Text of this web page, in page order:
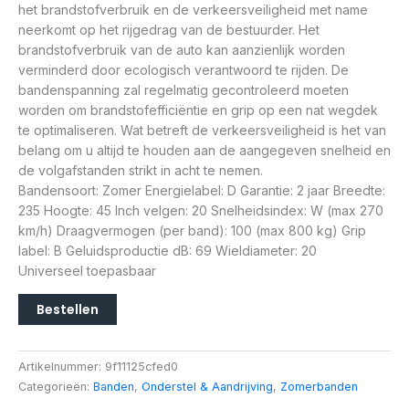
het brandstofverbruik en de verkeersveiligheid met name
neerkomt op het rijgedrag van de bestuurder. Het
brandstofverbruik van de auto kan aanzienlijk worden
verminderd door ecologisch verantwoord te rijden. De
bandenspanning zal regelmatig gecontroleerd moeten
worden om brandstofefficiëntie en grip op een nat wegdek
te optimaliseren. Wat betreft de verkeersveiligheid is het van
belang om u altijd te houden aan de aangegeven snelheid en
de volgafstanden strikt in acht te nemen.
Bandensoort: Zomer Energielabel: D Garantie: 2 jaar Breedte:
235 Hoogte: 45 Inch velgen: 20 Snelheidsindex: W (max 270
km/h) Draagvermogen (per band): 100 (max 800 kg) Grip
label: B Geluidsproductie dB: 69 Wieldiameter: 20
Universeel toepasbaar
Bestellen
Artikelnummer: 9f11125cfed0
Categorieën: Banden, Onderstel & Aandrijving, Zomerbanden